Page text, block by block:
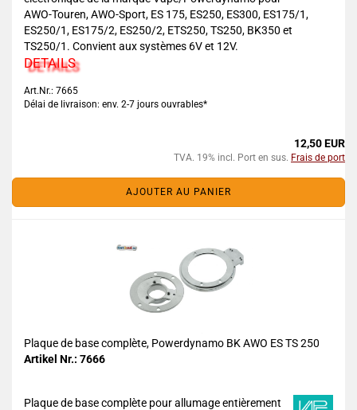
AWO-Touren, AWO-Sport, ES 175, ES250, ES300, ES175/1,
ES250/1, ES175/2, ES250/2, ETS250, TS250, BK350 et
TS250/1. Convient aux systèmes 6V et 12V.
DETAILS
Art.Nr.: 7665
Délai de livraison: env. 2-7 jours ouvrables*
12,50 EUR
TVA. 19% incl. Port en sus. Frais de port
AJOUTER AU PANIER
Plaque de base complète, Powerdynamo BK AWO ES TS 250
Artikel Nr.: 7666
Plaque de base complète pour allumage entièrement